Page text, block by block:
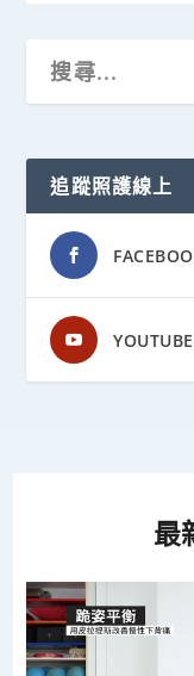
追蹤照護線上
YOUTUBE
最